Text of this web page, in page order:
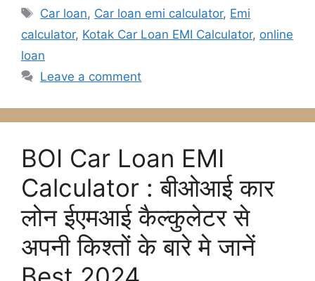
Tags
Car loan, Car loan emi calculator, Emi
calculator, Kotak Car Loan EMI Calculator, online
loan
Leave a comment
BOI Car Loan EMI
Calculator : बीओआई कार
लोन ईएमआई कैल्कुलेटर से
अपनी किश्तों के बारे मे जानें